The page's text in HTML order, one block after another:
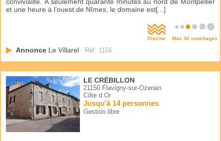
convivialité. À seulement quarante minutes au nord de Montpellier
et une heure à l’ouest de Nîmes, le domaine est[...]
Piscine Max 30 couchages
Annonce Le Villarel - Réf. 1156
LE CRÉBILLON
21150 Flavigny-sur-Ozerain
Côte d Or
Jusqu'à 14 personnes
Gestion libre